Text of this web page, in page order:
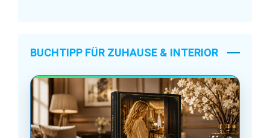
BUCHTIPP FÜR ZUHAUSE & INTERIOR